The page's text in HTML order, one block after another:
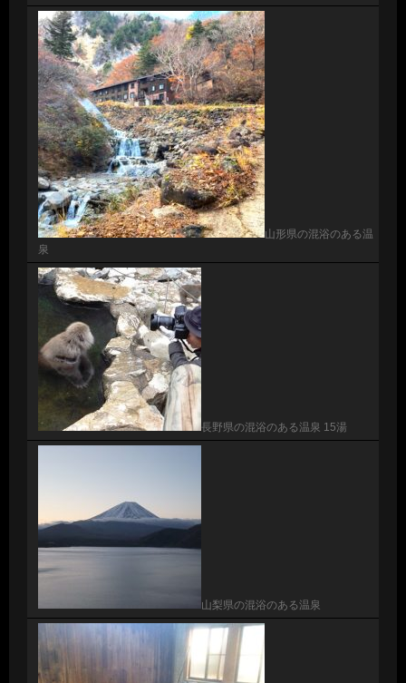
山形県の混浴のある温
泉
長野県の混浴のある温泉 15湯
山梨県の混浴のある温泉